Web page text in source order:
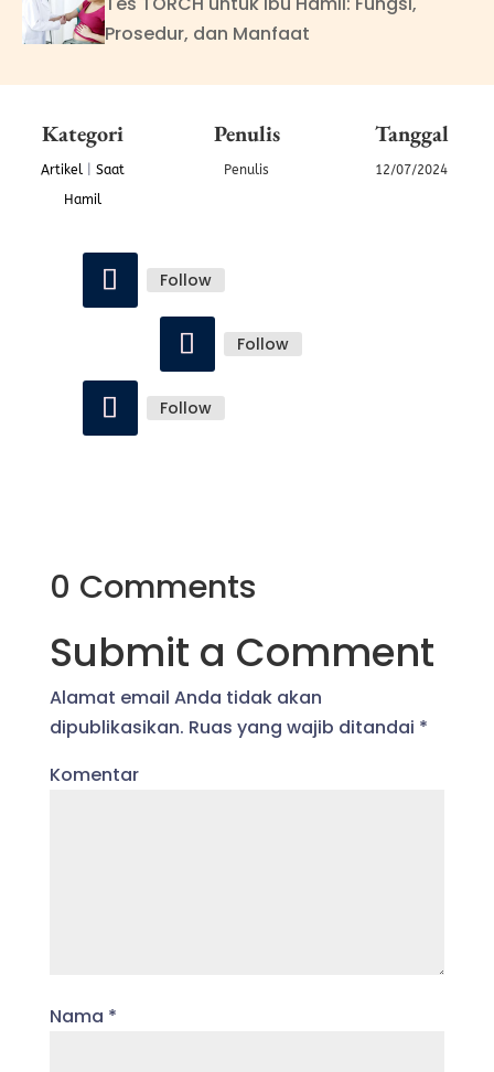
Prosedur, dan Manfaat
Kategori
Artikel| Saat
Hamil
Penulis
Penulis
Tanggal
12/07/2024
Follow
Follow
Follow
0 Comments
Submit a Comment
Alamat email Anda tidak akan
dipublikasikan. Ruas yang wajib ditandai *
Komentar
Nama *